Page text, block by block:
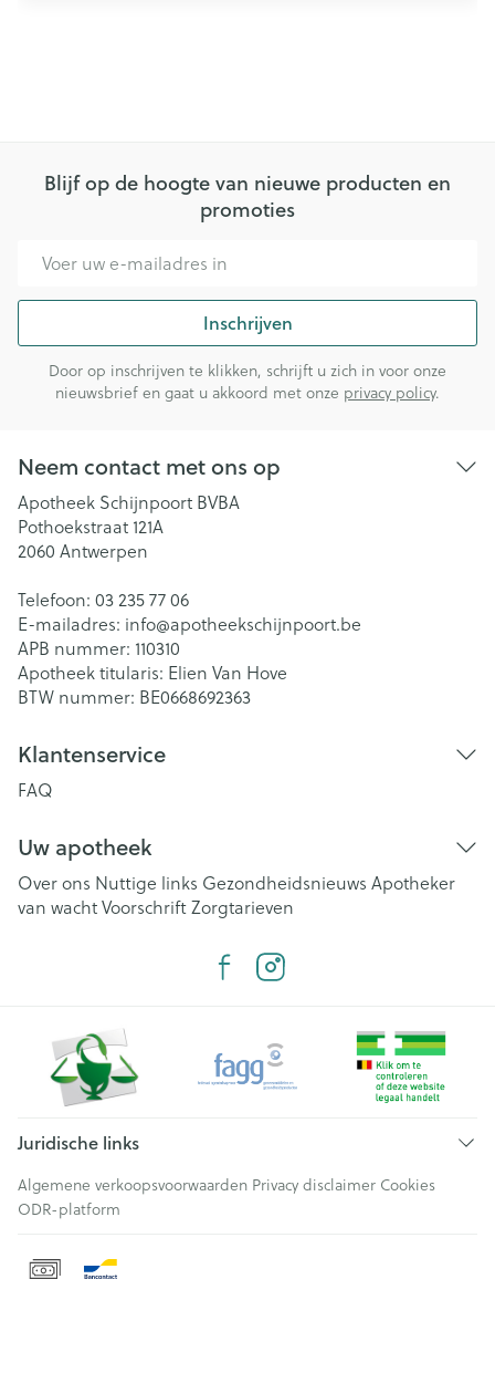
Blijf op de hoogte van nieuwe producten en
promoties
Inschrijven
Door op inschrijven te klikken, schrijft u zich in voor onze
nieuwsbrief en gaat u akkoord met onze privacy policy.
Neem contact met ons op
Apotheek Schijnpoort BVBA
Pothoekstraat 121A
2060 Antwerpen
Telefoon: 03 235 77 06
E-mailadres: info@apotheekschijnpoort.be
APB nummer: 110310
Apotheek titularis: Elien Van Hove
BTW nummer: BE0668692363
Klantenservice
FAQ
Uw apotheek
Over ons Nuttige links Gezondheidsnieuws Apotheker
van wachtVoorschriftZorgtarieven
Juridische links
Algemene verkoopsvoorwaarden Privacy disclaimer Cookies
ODR-platform